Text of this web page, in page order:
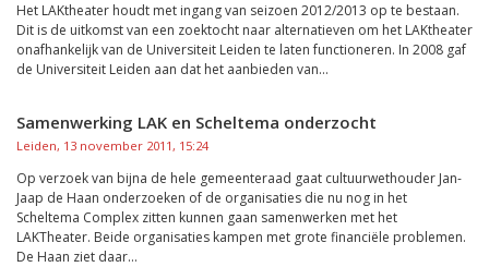
Het LAKtheater houdt met ingang van seizoen 2012/2013 op te bestaan.
Dit is de uitkomst van een zoektocht naar alternatieven om het LAKtheater
onafhankelijk van de Universiteit Leiden te laten functioneren. In 2008 gaf
de Universiteit Leiden aan dat het aanbieden van...
Samenwerking LAK en Scheltema onderzocht
Leiden, 13 november 2011, 15:24
Op verzoek van bijna de hele gemeenteraad gaat cultuurwethouder Jan-
Jaap de Haan onderzoeken of de organisaties die nu nog in het
Scheltema Complex zitten kunnen gaan samenwerken met het
LAKTheater. Beide organisaties kampen met grote financiële problemen.
De Haan ziet daar...